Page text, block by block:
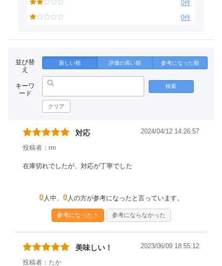
0件
0件
並び替
え
新しい順 評価の高い順 参考になった順
キーワ
ード
検索
クリア
対応 2024/04/12 14:26:57
投稿者：rm
在庫切れでしたが、対応が丁寧でした
0人中、 0人の方が参考になったと言っています。
参考になった！ 参考にならなかった
美味しい！ 2023/06/09 18:55:12
投稿者：たか